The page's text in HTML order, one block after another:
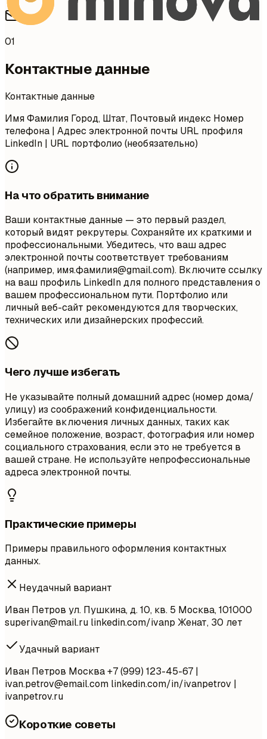
01
Контактные данные
Контактные данные
Имя Фамилия Город, Штат, Почтовый индекс Номер
телефона | Адрес электронной почты URL профиля
LinkedIn | URL портфолио (необязательно)
На что обратить внимание
Ваши контактные данные — это первый раздел,
который видят рекрутеры. Сохраняйте их краткими и
профессиональными. Убедитесь, что ваш адрес
электронной почты соответствует требованиям
(например, имя.фамилия@gmail.com). Включите ссылку
на ваш профиль LinkedIn для полного представления о
вашем профессиональном пути. Портфолио или
личный веб-сайт рекомендуются для творческих,
технических или дизайнерских профессий.
Чего лучше избегать
Не указывайте полный домашний адрес (номер дома/
улицу) из соображений конфиденциальности.
Избегайте включения личных данных, таких как
семейное положение, возраст, фотография или номер
социального страхования, если это не требуется в
вашей стране. Не используйте непрофессиональные
адреса электронной почты.
Практические примеры
Примеры правильного оформления контактных
данных.
Неудачный вариант
Иван Петров ул. Пушкина, д. 10, кв. 5 Москва, 101000
superivan@mail.ru linkedin.com/ivanp Женат, 30 лет
Удачный вариант
Иван Петров Москва +7 (999) 123-45-67 |
ivan.petrov@email.com linkedin.com/in/ivanpetrov |
ivanpetrov.ru
Короткие советы